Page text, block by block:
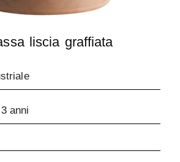
liscia graffiata
anni